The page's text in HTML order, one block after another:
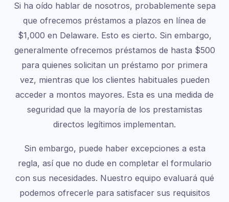
Si ha oído hablar de nosotros, probablemente sepa
que ofrecemos préstamos a plazos en línea de
$1,000 en Delaware. Esto es cierto. Sin embargo,
generalmente ofrecemos préstamos de hasta $500
para quienes solicitan un préstamo por primera
vez, mientras que los clientes habituales pueden
acceder a montos mayores. Esta es una medida de
seguridad que la mayoría de los prestamistas
directos legítimos implementan.
Sin embargo, puede haber excepciones a esta
regla, así que no dude en completar el formulario
con sus necesidades. Nuestro equipo evaluará qué
podemos ofrecerle para satisfacer sus requisitos